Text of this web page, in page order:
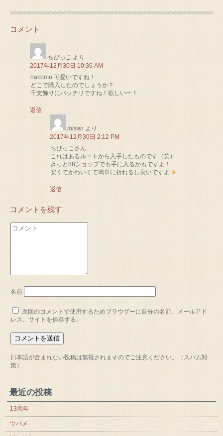
コメント
ちびっこ より:
2017年12月30日 10:36 AM
hacomo 可愛いですね！
どこで購入したのでしょうか？
干支飾りにバッチリですね！欲しいー！
返信
misan より:
2017年12月30日 2:12 PM
ちびっこさん
これはあるルートから入手したものです（笑）
きっと88ショップでも手に入るかもですよ！
安くてかわいくて簡単に折れるし良いですよ
返信
コメントを残す
名前
次回のコメントで使用するためブラウザーに自分の名前、メールアド
レス、サイトを保存する。
日本語が含まれない投稿は無視されますのでご注意ください。（スパム対
策）
最近の投稿
13周年
ツバメ